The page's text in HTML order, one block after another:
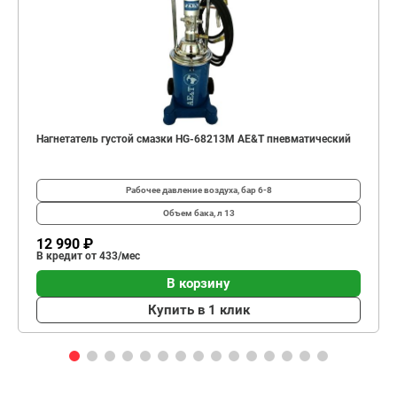
Нагнетатель густой смазки HG-68213M AE&T пневматический
Рабочее давление воздуха, бар6-8
Объем бака, л 13
12 990 ₽
В кредит от 433/мес
В корзину
Купить в 1 клик